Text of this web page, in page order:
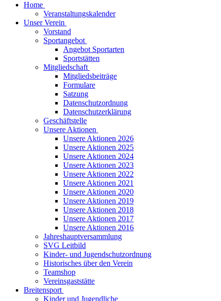
Home
Veranstaltungskalender
Unser Verein
Vorstand
Sportangebot
Angebot Sportarten
Sportstätten
Mitgliedschaft
Mitgliedsbeiträge
Formulare
Satzung
Datenschutzordnung
Datenschutzerklärung
Geschäftstelle
Unsere Aktionen
Unsere Aktionen 2026
Unsere Aktionen 2025
Unsere Aktionen 2024
Unsere Aktionen 2023
Unsere Aktionen 2022
Unsere Aktionen 2021
Unsere Aktionen 2020
Unsere Aktionen 2019
Unsere Aktionen 2018
Unsere Aktionen 2017
Unsere Aktionen 2016
Jahreshauptversammlung
SVG Leitbild
Kinder- und Jugendschutzordnung
Historisches über den Verein
Teamshop
Vereinsgaststätte
Breitensport
Kinder und Jugendliche